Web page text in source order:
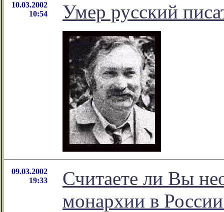
10.03.2002
10:54
Умер русский
09.03.2002
19:33
Считаете ли Вы
монархии в